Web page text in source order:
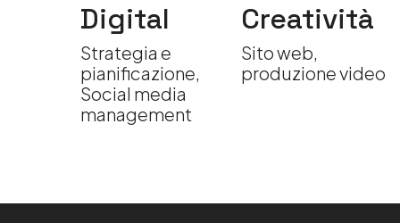
Digital
Strategia e
pianificazione,
Social media
management
Creatività
Sito web,
produzione video